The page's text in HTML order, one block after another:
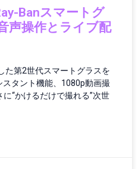
ー
ォン
サリ
Banスマートグ
声操作とライブ配
た第2世代スマートグラスを
タント機能、1080p動画撮
“かけるだけで撮れる”次世